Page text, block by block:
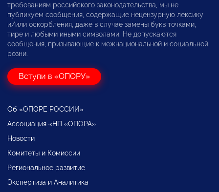
требованиям российского законодательства, мы не
публикуем сообщения, содержащие нецензурную лексику
и/или оскорбления, даже в случае замены букв точками,
тире и любыми иными символами. Не допускаются
сообщения, призывающие к межнациональной и социальной
розни.
Вступи в «ОПОРУ»
Об «ОПОРЕ РОССИИ»
Ассоциация «НП «ОПОРА»
Новости
Комитеты и Комиссии
Региональное развитие
Экспертиза и Аналитика